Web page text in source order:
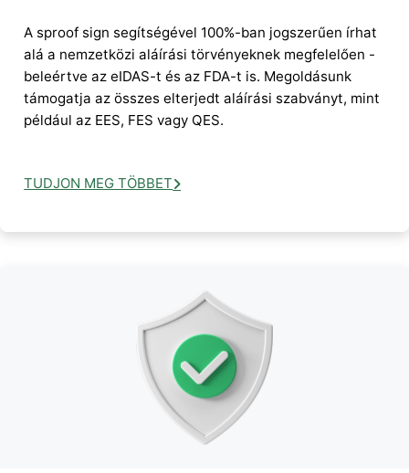
A sproof sign segítségével 100%-ban jogszerűen írhat
alá a nemzetközi aláírási törvényeknek megfelelően -
beleértve az eIDAS-t és az FDA-t is. Megoldásunk
támogatja az összes elterjedt aláírási szabványt, mint
például az EES, FES vagy QES.
TUDJON MEG TÖBBET